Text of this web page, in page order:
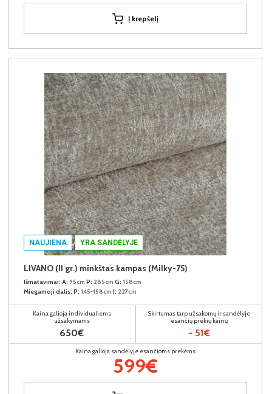
Į krepšelį
NAUJIENA YRA SANDĖLYJE
LIVANO (II gr.) minkštas kampas (Milky-75)
Išmatavimai: A: 95cm P: 285cm G: 158cm
Miegamoji dalis: P: 145-158cm I: 227cm
Kaina galioja individualiems
užsakymams
650€
Skirtumas tarp užsakomų ir sandėlyje
esančių prekių kainų
- 51€
Kaina galioja sandėlyje esančioms prekėms
599€